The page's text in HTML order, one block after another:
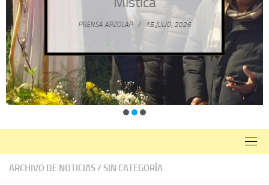
PRENSA ARZOLAP / 15 JULIO, 2026
ARCHIVO DE NOTICIAS/ SIN CATEGORÍA